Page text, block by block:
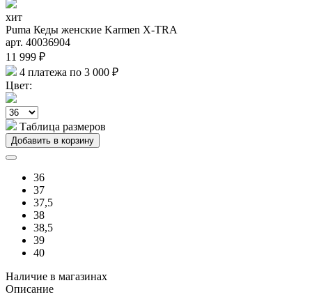
хит
Puma Кеды женские Karmen X-TRA
арт. 40036904
11 999 ₽
4 платежа по 3 000 ₽
Цвет:
Таблица размеров
Добавить в корзину
36
37
37,5
38
38,5
39
40
Наличие в магазинах
Описание